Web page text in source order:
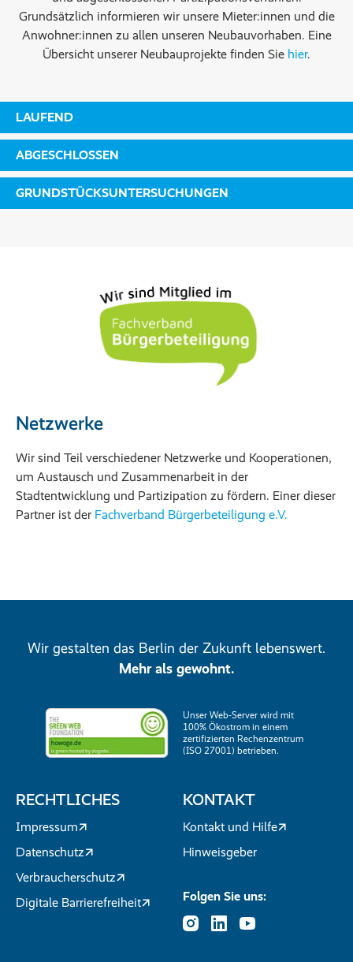
Grundsätzlich informieren wir unsere Mieter:innen und die
Anwohner:innen zu allen unseren Neubauvorhaben. Eine
Übersicht unserer Neubauprojekte finden Sie hier.
LAUFEND
ABGESCHLOSSEN
GRUNDSTÜCKSUNTERSUCHUNGEN
Netzwerke
Wir sind Teil verschiedener Netzwerke und Kooperationen,
um Austausch und Zusammenarbeit in der
Stadtentwicklung und Partizipation zu fördern. Einer dieser
Partner ist der Fachverband Bürgerbeteiligung e.V.
Wir gestalten das Berlin der Zukunft lebenswert.
Mehr als gewohnt.
Unser Web-Server wird mit
100% Ökostrom in einem
zertifizierten Rechenzentrum
(ISO 27001) betrieben.
RECHTLICHES
Impressum
Datenschutz
Verbraucherschutz
Digitale Barrierefreiheit
KONTAKT
Kontakt und Hilfe
Hinweisgeber
Folgen Sie uns: